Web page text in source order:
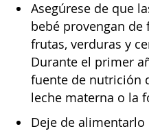
Asegúrese de que
bebé provengan
frutas, verduras y
Durante el primer
fuente de nutrición
leche materna o la
Deje de alimentarlo